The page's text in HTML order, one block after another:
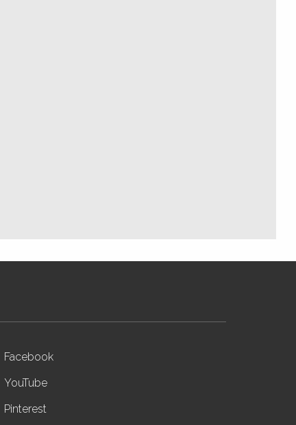
Facebook
YouTube
Pinterest